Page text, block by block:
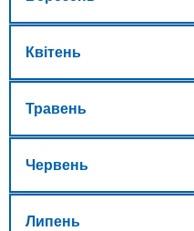
Квітень
Травень
Червень
Липень